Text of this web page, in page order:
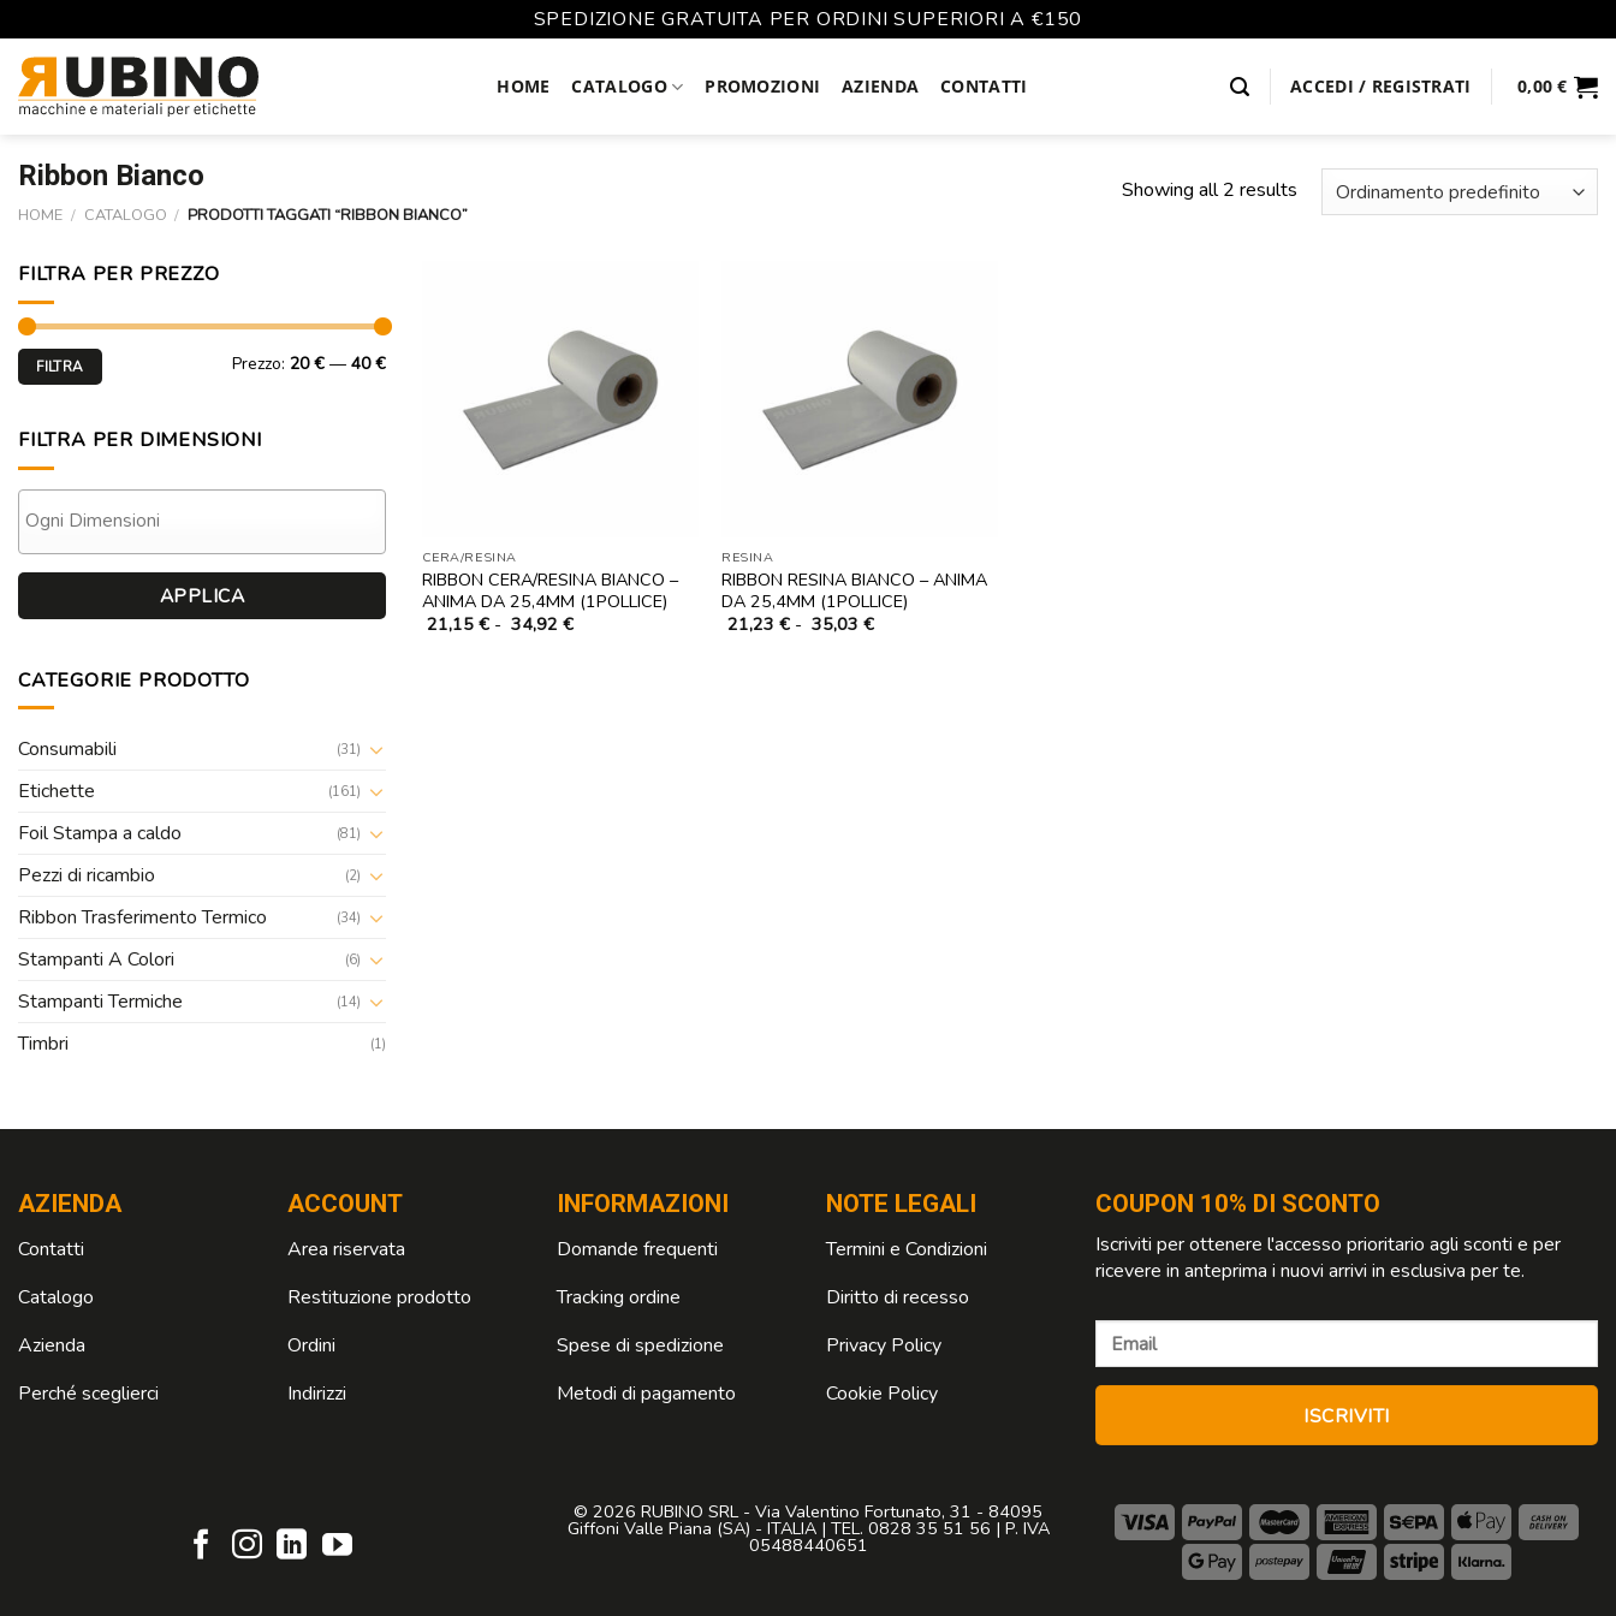
SPEDIZIONE GRATUITA PER ORDINI SUPERIORI A €150
Skip
content
HOME CATALOGO PROMOZIONI AZIENDA CONTATTI ACCEDI / REGISTRATI 0,00€
Ribbon Bianco
HOME / CATALOGO / PRODOTTI TAGGATI “RIBBON BIANCO”
Showing all 2 results
FILTRA PER PREZZO
Prezzo
Min
Prezzo
MaxFILTRA Prezzo: 20 € — 40 €
FILTRA PER DIMENSIONI
APPLICA
CATEGORIE PRODOTTO
Consumabili (31)
Etichette (161)
Foil Stampa a caldo (81)
Pezzi di ricambio (2)
Ribbon Trasferimento Termico (34)
Stampanti A Colori (6)
Stampanti Termiche (14)
Timbri (1)
CERA/RESINA
RIBBON CERA/RESINA BIANCO –
ANIMA DA 25,4MM (1POLLICE)
21,15€ - 34,92€Fascia
RESINA
RIBBON RESINA BIANCO – ANIMA
DA 25,4MM (1POLLICE)
21,23 € - 35,03 €Fascia
AZIENDA
Contatti
Catalogo
Azienda
Perché sceglierci
ACCOUNT
Area riservata
Restituzione prodotto
Ordini
Indirizzi
INFORMAZIONI
Domande frequenti
Tracking ordine
Spese di spedizione
Metodi di pagamento
NOTE LEGALI
Termini e Condizioni
Diritto di recesso
Privacy Policy
Cookie Policy
COUPON 10% DI SCONTO
Iscriviti per ottenere l'accesso prioritario agli sconti e per
ricevere in anteprima i nuovi arrivi in esclusiva per te.
© 2026 RUBINO SRL - Via Valentino Fortunato, 31 - 84095
Giffoni Valle Piana (SA) - ITALIA | TEL. 0828 35 51 56 | P. IVA
05488440651